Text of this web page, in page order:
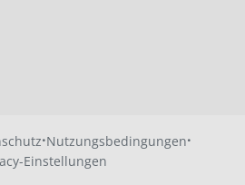
·Nutzungsbedingungen·
Einstellungen